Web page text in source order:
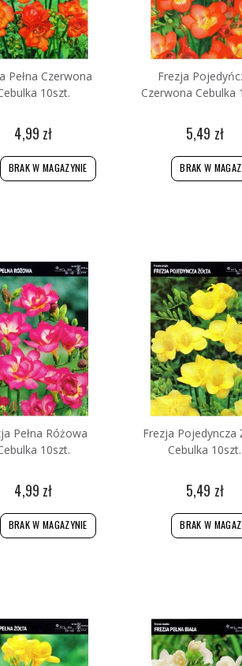
Pełna Czerwona
10szt.
4,99 zł
BRAK W MAGAZYNIE
Frezja
Czerwona Cebulka
5,49 zł
BRAK W
Pełna Różowa
10szt.
4,99 zł
BRAK W MAGAZYNIE
Frezja Pojedyncza
Cebulka 10szt.
5,49 zł
BRAK W